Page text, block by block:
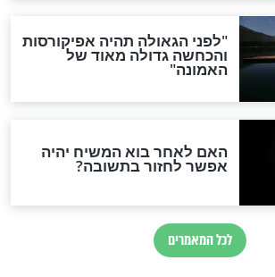
החשאי של טראמפ
בלי שקיפות ועם הרבה
שאלה
המסמך האבוד שנחשף
במרתפי מוסקבה: כתב היד
הנדיר של הרשב"ם התגלה